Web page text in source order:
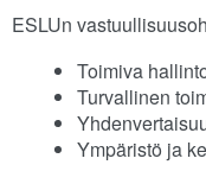
ESLUn
Toimiva
Turvallinen
Ympäristö ja